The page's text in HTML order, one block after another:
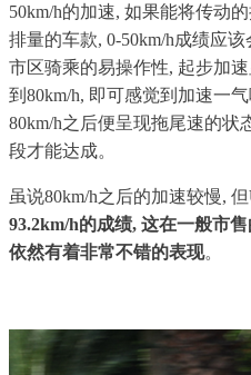
50km/h的加速, 如果能将传动
排量的车款, 0-50km/h成绩应
市区骑乘的易操作性, 起步加
到80km/h, 即可感觉到加速一
80km/h之后便呈现拖尾速的状
段才能达成。
虽说80km/h之后的加速较慢, 但
93.2km/h的成绩, 这在一般市
依然有着非常不错的表现。